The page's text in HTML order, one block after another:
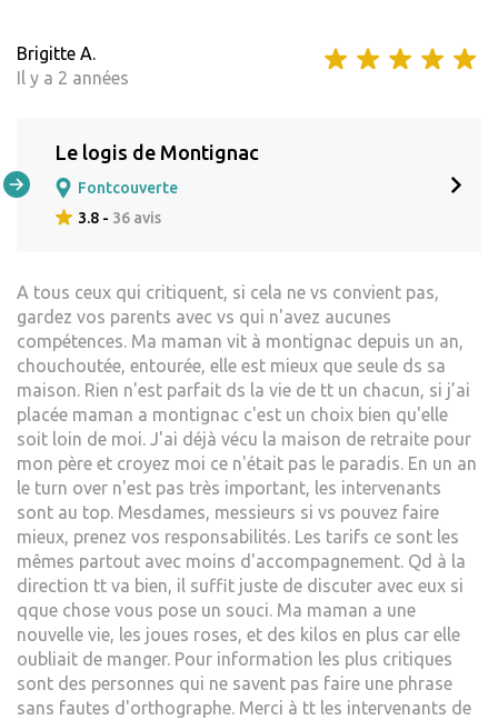
Brigitte A.
Il y a 2 années
Le logis de Montignac
Fontcouverte
3.8 - 36 avis
A tous ceux qui critiquent, si cela ne vs convient pas,
gardez vos parents avec vs qui n'avez aucunes
compétences. Ma maman vit à montignac depuis un an,
chouchoutée, entourée, elle est mieux que seule ds sa
maison. Rien n'est parfait ds la vie de tt un chacun, si j’ai
placée maman a montignac c'est un choix bien qu'elle
soit loin de moi. J'ai déjà vécu la maison de retraite pour
mon père et croyez moi ce n'était pas le paradis. En un an
le turn over n'est pas très important, les intervenants
sont au top. Mesdames, messieurs si vs pouvez faire
mieux, prenez vos responsabilités. Les tarifs ce sont les
mêmes partout avec moins d'accompagnement. Qd à la
direction tt va bien, il suffit juste de discuter avec eux si
qque chose vous pose un souci. Ma maman a une
nouvelle vie, les joues roses, et des kilos en plus car elle
oubliait de manger. Pour information les plus critiques
sont des personnes qui ne savent pas faire une phrase
sans fautes d'orthographe. Merci à tt les intervenants de